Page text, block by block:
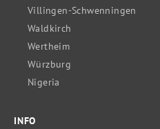
Villingen-Schwenningen
Waldkirch
Wertheim
Würzburg
Nigeria
INFO